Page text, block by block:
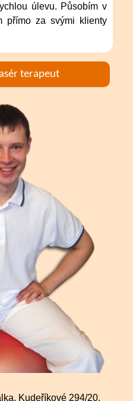
úlevu. Působím v
přímo za svými klienty
terapeut
Kudeříkové 294/20,